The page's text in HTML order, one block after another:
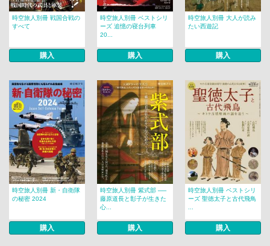
時空旅人別冊 戦国合戦の
すべて
購入
時空旅人別冊 ベストシリ
ーズ 追憶の寝台列車
20...
購入
時空旅人別冊 大人が読み
たい西遊記
購入
時空旅人別冊 新・自衛隊
の秘密 2024
購入
時空旅人別冊 紫式部 ──
藤原道長と彰子が生きた
心...
購入
時空旅人別冊 ベストシリ
ーズ 聖徳太子と古代飛鳥
...
購入